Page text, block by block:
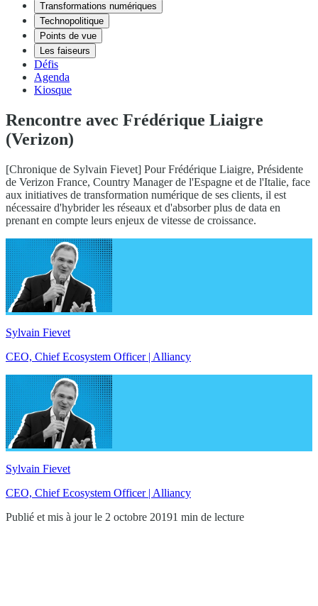
Transformations numériques
Technopolitique
Points de vue
Les faiseurs
Défis
Agenda
Kiosque
Rencontre avec Frédérique Liaigre
(Verizon)
[Chronique de Sylvain Fievet] Pour Frédérique Liaigre, Présidente
de Verizon France, Country Manager de l'Espagne et de l'Italie, face
aux initiatives de transformation numérique de ses clients, il est
nécessaire d'hybrider les réseaux et d'absorber plus de data en
prenant en compte leurs enjeux de vitesse de croissance.
Sylvain Fievet
CEO, Chief Ecosystem Officer | Alliancy
Sylvain Fievet
CEO, Chief Ecosystem Officer | Alliancy
Publié et mis à jour le 2 octobre 20191 min de lecture